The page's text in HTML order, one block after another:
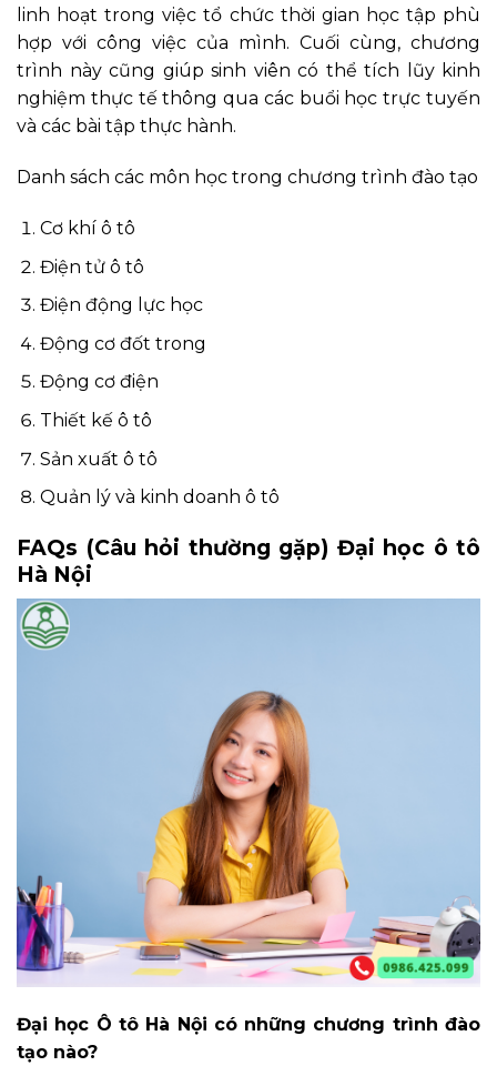
linh hoạt trong việc tổ chức thời gian học tập phù
hợp với công việc của mình. Cuối cùng, chương
trình này cũng giúp sinh viên có thể tích lũy kinh
nghiệm thực tế thông qua các buổi học trực tuyến
và các bài tập thực hành.
Danh sách các môn học trong chương trình đào tạo
Cơ khí ô tô
Điện tử ô tô
Điện động lực học
Động cơ đốt trong
Động cơ điện
Thiết kế ô tô
Sản xuất ô tô
Quản lý và kinh doanh ô tô
FAQs (Câu hỏi thường gặp) Đại học ô tô
Hà Nội
Đại học Ô tô Hà Nội có những chương trình đào
tạo nào?